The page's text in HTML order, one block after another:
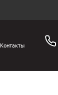
Контакты